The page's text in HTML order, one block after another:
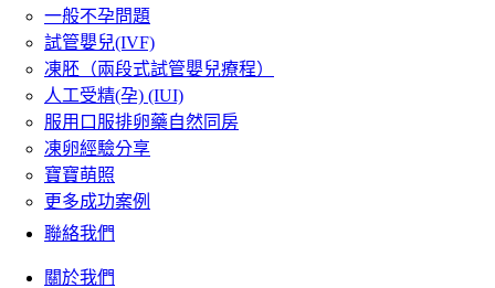
一般不孕問題
試管嬰兒(IVF)
凍胚（兩段式試管嬰兒療程）
人工受精(孕) (IUI)
服用口服排卵藥自然同房
凍卵經驗分享
寶寶萌照
更多成功案例
聯絡我們
關於我們